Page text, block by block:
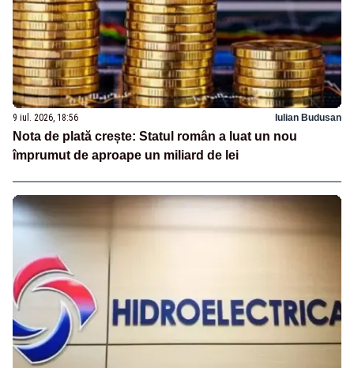
9 iul. 2026, 18:56 Iulian Budusan
Nota de plată crește: Statul român a luat un nou
împrumut de aproape un miliard de lei